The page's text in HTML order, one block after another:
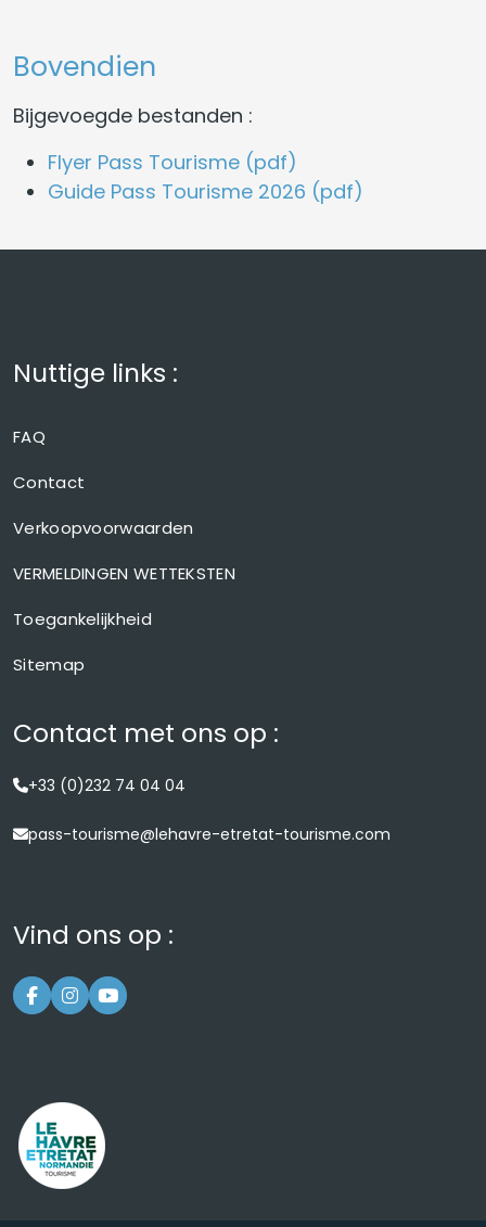
Bovendien
Bijgevoegde bestanden :
Flyer Pass Tourisme (pdf)
Guide Pass Tourisme 2026 (pdf)
Nuttige links :
FAQ
Contact
Verkoopvoorwaarden
VERMELDINGEN WETTEKSTEN
Toegankelijkheid
Sitemap
Contact met ons op :
+33 (0)232 74 04 04
pass-tourisme@lehavre-etretat-tourisme.com
Vind ons op :